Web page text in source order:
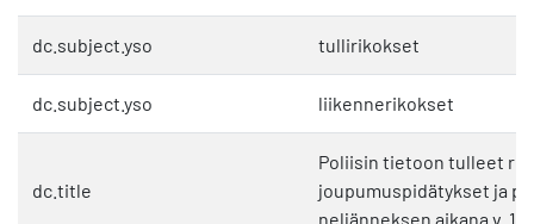
dc.subject.yso tullirikokset
dc.subject.yso liikennerikokset
dc.title
Poliisin tietoon tulleet
joupumuspidätykset ja
neljänneksen aikana v.